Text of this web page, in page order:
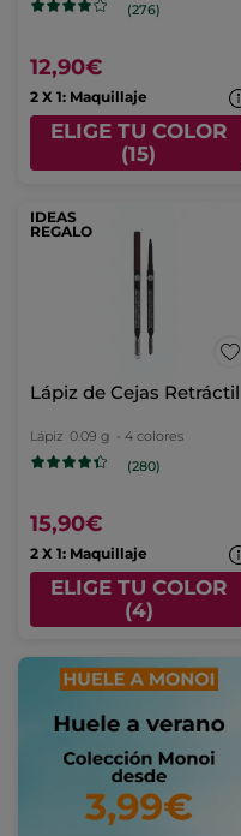
(276)
12,90€
2 X 1: Maquillaje
ELIGE TU COLOR
(15)
IDEAS
REGALO
Lápiz de Cejas Retráctil
Lápiz 0.09 g - 4 colores
(280)
15,90€
2 X 1: Maquillaje
ELIGE TU COLOR
(4)